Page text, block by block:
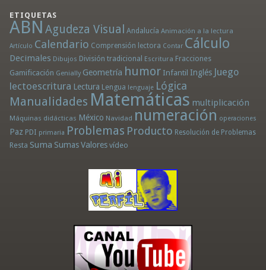
ETIQUETAS
ABN Agudeza Visual Andalucía Animación a la lectura
Artículo Calendario Comprensión lectora Contar Cálculo
Decimales Dibujos División tradicional Escritura Fracciones
Gamificación Genially Geometría humor Infantil Inglés Juego
lectoescritura Lectura Lengua lenguaje Lógica
Manualidades Matemáticas multiplicación
Máquinas didácticas México Navidad numeración operaciones
Paz PDI primaria Problemas Producto Resolución de Problemas
Resta Suma Sumas Valores vídeo